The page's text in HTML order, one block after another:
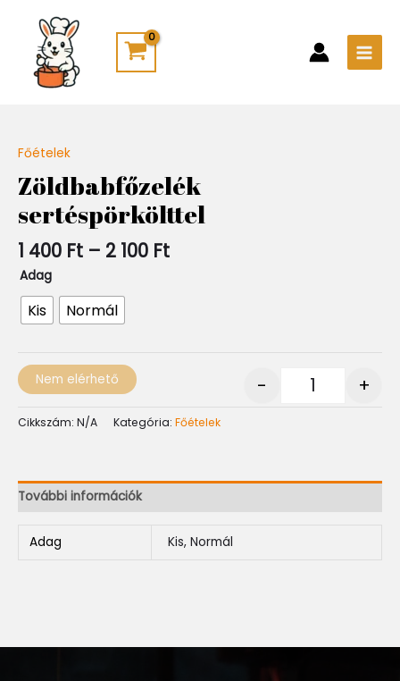
content
Főételek
Zöldbabfőzelék
sertéspörkölttel
1 400 Ft – 2 100 Ft
1
400 Ft
-
2
100 Ft
Adag
Kis Normál
- +
Nem elérhető
Cikkszám: N/A Kategória: Főételek
További információk
Adag Kis, Normál